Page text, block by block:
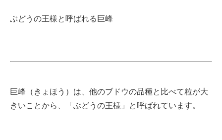
ぶどうの王様と呼ばれる巨峰
巨峰（きょほう）は、他のブドウの品種と比べて粒が大
きいことから、「ぶどうの王様」と呼ばれています。